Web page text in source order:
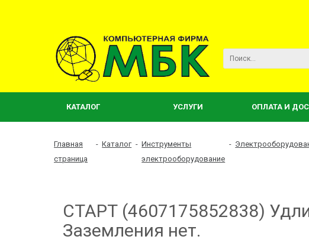
КАТАЛОГ УСЛУГИ ОПЛАТА И
Главная
страница
- Каталог - Инструменты
электрооборудование
-
СТАРТ (4607175852838)
Заземления нет.